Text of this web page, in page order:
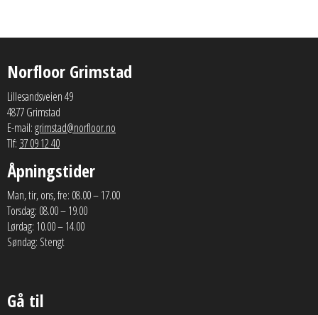
Norfloor Grimstad
Lillesandsveien 49
4877 Grimstad
E-mail:grimstad@norfloor.no
Tlf: 37 09 12 40
Åpningstider
Man, tir, ons, fre: 08.00 – 17.00
Torsdag: 08.00 – 19.00
Lørdag: 10.00 – 14.00
Søndag: Stengt
Gå til